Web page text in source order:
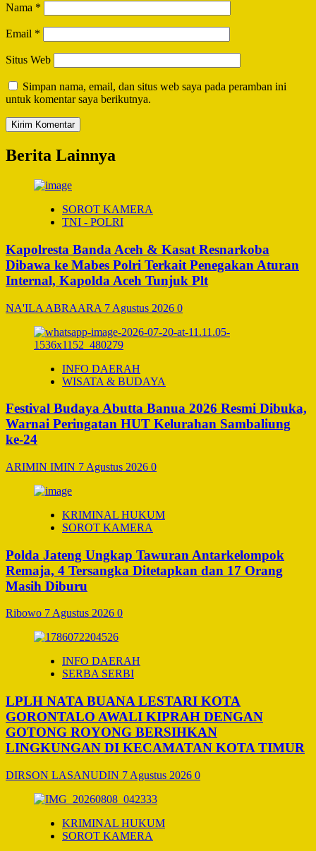
Nama *
Email *
Situs Web
Simpan nama, email, dan situs web saya pada peramban ini
untuk komentar saya berikutnya.
Berita Lainnya
SOROT KAMERA
TNI - POLRI
Kapolresta Banda Aceh & Kasat Resnarkoba
Dibawa ke Mabes Polri Terkait Penegakan Aturan
Internal, Kapolda Aceh Tunjuk Plt
NA'ILA ABRAARA 7 Agustus 2026 0
INFO DAERAH
WISATA & BUDAYA
Festival Budaya Abutta Banua 2026 Resmi Dibuka,
Warnai Peringatan HUT Kelurahan Sambaliung
ke-24
ARIMIN IMIN 7 Agustus 2026 0
KRIMINAL HUKUM
SOROT KAMERA
Polda Jateng Ungkap Tawuran Antarkelompok
Remaja, 4 Tersangka Ditetapkan dan 17 Orang
Masih Diburu
Ribowo 7 Agustus 2026 0
INFO DAERAH
SERBA SERBI
LPLH NATA BUANA LESTARI KOTA
GORONTALO AWALI KIPRAH DENGAN
GOTONG ROYONG BERSIHKAN
LINGKUNGAN DI KECAMATAN KOTA TIMUR
DIRSON LASANUDIN 7 Agustus 2026 0
KRIMINAL HUKUM
SOROT KAMERA